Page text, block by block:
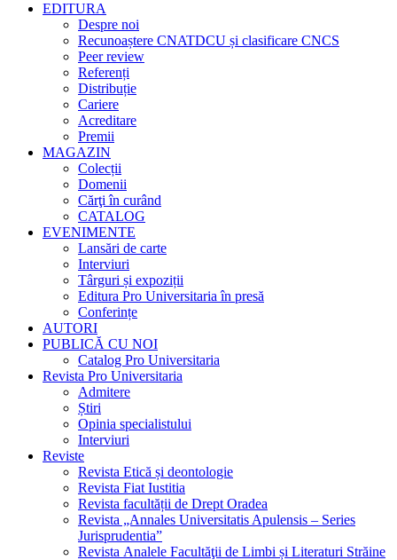
EDITURA
Despre noi
Recunoaștere CNATDCU și clasificare CNCS
Peer review
Referenți
Distribuție
Cariere
Acreditare
Premii
MAGAZIN
Colecții
Domenii
Cărţi în curând
CATALOG
EVENIMENTE
Lansări de carte
Interviuri
Târguri și expoziții
Editura Pro Universitaria în presă
Conferințe
AUTORI
PUBLICĂ CU NOI
Catalog Pro Universitaria
Revista Pro Universitaria
Admitere
Știri
Opinia specialistului
Interviuri
Reviste
Revista Etică și deontologie
Revista Fiat Iustitia
Revista facultății de Drept Oradea
Revista „Annales Universitatis Apulensis – Series
Jurisprudentia”
Revista Analele Facultăţii de Limbi și Literaturi Străine